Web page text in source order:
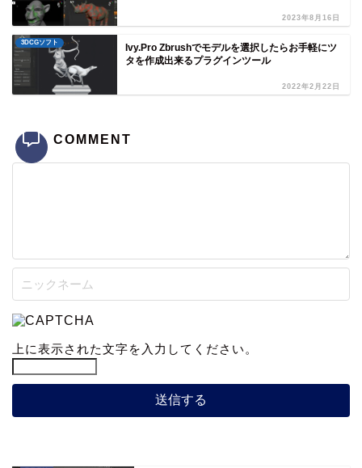
2023年8月16日
3DCGソフト
Ivy.Pro Zbrushでモデルを選択したらお手軽にツ
タを作成出来るプラグインツール
2022年2月22日
COMMENT
上に表示された文字を入力してください。